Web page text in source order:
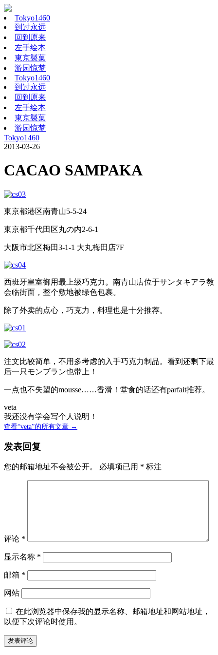
Tokyo1460
到过永远
回到原来
左手绘本
東京製菓
游园惊梦
Tokyo1460
到过永远
回到原来
左手绘本
東京製菓
游园惊梦
Tokyo1460
2013-03-26
CACAO SAMPAKA
東京都港区南青山5-5-24
東京都千代田区丸の内2-6-1
大阪市北区梅田3-1-1 大丸梅田店7F
西班牙皇室御用最上级巧克力。南青山店位于サンタキアラ教
会临街面，整个敷地被绿色包裹。
除了外卖的点心，巧克力，料理也是十分推荐。
注文比较简单，不用多考虑的入手巧克力制品。看到还剩下最
后一只モンブラン也带上！
一点也不失望的mousse……香滑！堂食的话还有parfait推荐。
veta
我还没有学会写个人说明！
查看“veta”的所有文章 →
发表回复
您的邮箱地址不会被公开。 必填项已用 * 标注
评论 *
显示名称 *
邮箱 *
网站
在此浏览器中保存我的显示名称、邮箱地址和网站地址，
以便下次评论时使用。